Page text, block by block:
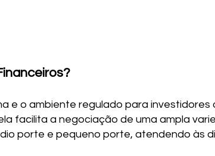
e o ambiente regulado para investidores
facilita a negociação de uma ampla
porte e pequeno porte, atendendo às